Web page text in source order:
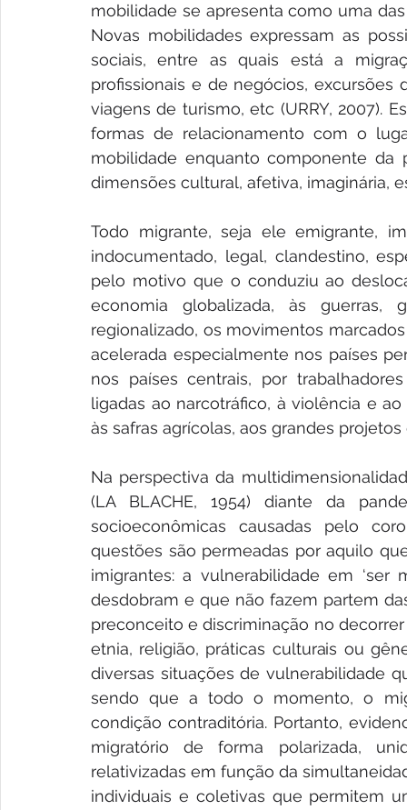
mobilidade se apresenta como uma
Novas mobilidades expressam as
sociais, entre as quais está a
profissionais e de negócios,
viagens de turismo, etc (URRY, 2007).
formas de relacionamento com o
mobilidade enquanto componente
dimensões cultural, afetiva, imaginária,
Todo migrante, seja ele emigrante,
indocumentado, legal, clandestino,
pelo motivo que o conduziu ao
economia globalizada, às guerras,
regionalizado, os movimentos
acelerada especialmente nos países
nos países centrais, por
ligadas ao narcotráfico, à violência e
às safras agrícolas, aos grandes
Na perspectiva da
(LA BLACHE, 1954) diante da
socioeconômicas causadas pelo
questões são permeadas por aquilo
imigrantes: a vulnerabilidade em ‘ser
desdobram e que não fazem partem
preconceito e discriminação no
etnia, religião, práticas culturais ou
diversas situações de vulnerabilidade
sendo que a todo o momento, o
condição contraditória. Portanto,
migratório de forma polarizada,
relativizadas em função da
individuais e coletivas que permitem